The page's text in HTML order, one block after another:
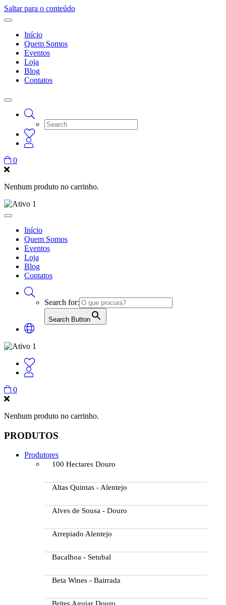
Saltar para o conteúdo
Início
Quem Somos
Eventos
Loja
Blog
Contatos
0
Nenhum produto no carrinho.
Início
Quem Somos
Eventos
Loja
Blog
Contatos
Search for:
Search Button
0
Nenhum produto no carrinho.
PRODUTOS
Produtores
100 Hectares Douro
Altas Quintas - Alentejo
Alves de Sousa - Douro
Arrepiado Alentejo
Bacalhoa - Setubal
Beta Wines - Bairrada